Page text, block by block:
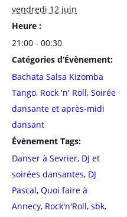
vendredi 12 juin
Heure :
21:00 - 00:30
Catégories d’Évènement:
Bachata Salsa Kizomba
Tango, Rock 'n' Roll, Soirée
dansante et après-midi
dansant
Évènement Tags:
Danser à Sevrier, DJ et
soirées dansantes, DJ
Pascal, Quoi faire à
Annecy, Rock'n'Roll, sbk,